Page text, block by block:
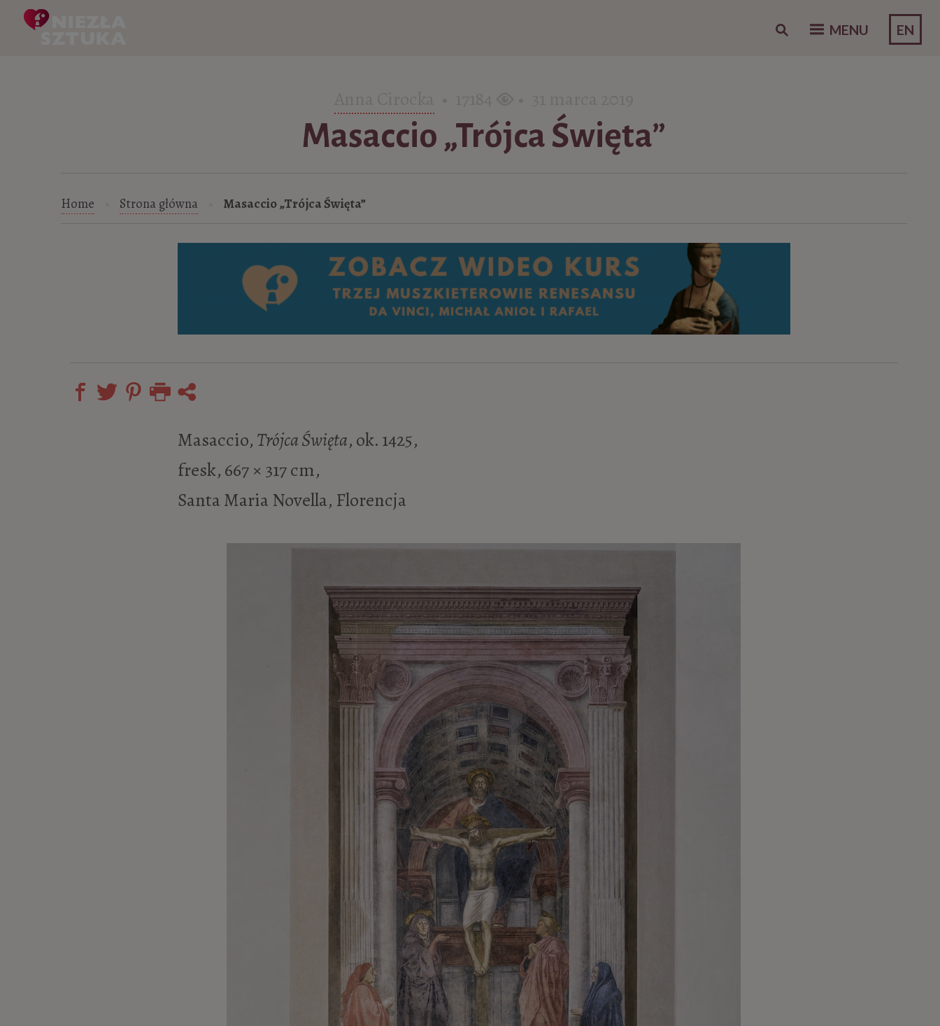
EN
MENU
Masaccio „Trójca Święta”
Home Strona główna Masaccio „Trójca Święta”
Masaccio,Trójca Święta, ok. 1425,
fresk, 667 × 317 cm,
Santa Maria Novella, Florencja